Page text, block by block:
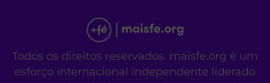
Todos os direitos reservados. maisfe.org é um
esforço internacional independente liderado